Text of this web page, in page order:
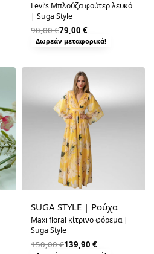
Levi’s Μπλούζα φούτερ λευκό
| Suga Style
90,00€79,00 €
Δωρεάν μεταφορικά!
SUGA STYLE | Ρούχα
Maxi floral κίτρινο φόρεμα |
Suga Style
150,00€139,90 €